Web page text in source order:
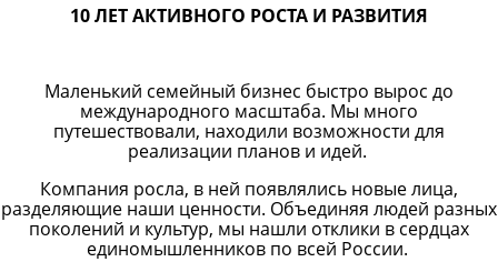
10 ЛЕТ АКТИВНОГО РОСТА И РАЗВИТИЯ
Маленький семейный бизнес быстро вырос до
международного масштаба. Мы много
путешествовали, находили возможности для
реализации планов и идей.
Компания росла, в ней появлялись новые лица,
разделяющие наши ценности. Объединяя людей разных
поколений и культур, мы нашли отклики в сердцах
единомышленников по всей России.